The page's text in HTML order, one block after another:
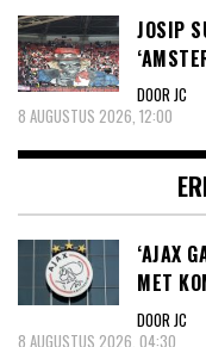
JOSIP
DOOR JC
8 AUGUSTUS 2026, 12:00
‘AJAX
MET
DOOR JC
8 AUGUSTUS 2026, 04:30